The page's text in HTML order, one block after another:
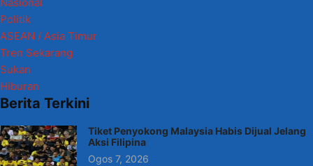
Nasional
Politik
ASEAN / Asia Timur
Tren Sekarang
Sukan
Hiburan
Berita Terkini
Tiket Penyokong Malaysia Habis Dijual Jelang
Aksi Filipina
Ogos 7, 2026